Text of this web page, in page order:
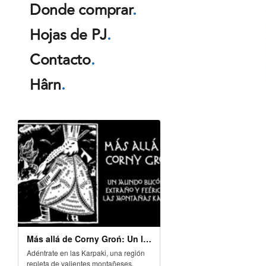
Donde comprar.
Hojas de PJ.
Contacto.
Hârn.